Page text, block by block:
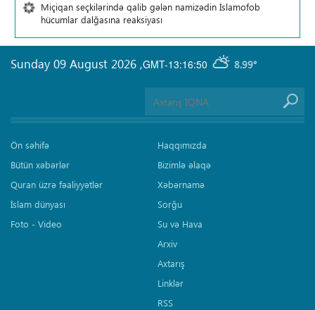
Miçiqan seçkilərində qalib gələn namizədin İslamofob
hücumlar dalğasına reaksiyası
GMT-13:16:50 8.99°
Sunday 09 August 2026 ,
Ön səhifə
Bütün xəbərlər
Quran üzrə fəaliyyətlər
İslam dünyası
Foto - Video
Haqqımızda
Bizimlə əlaqə
Xəbərnamə
Sorğu
Su və Hava
Arxiv
Axtarış
Linklər
RSS